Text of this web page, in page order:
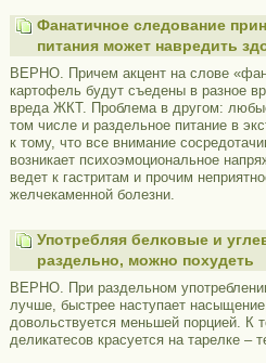
Фанатичное следование
питания может навредить
ВЕРНО. Причем акцент на слове
картофель будут съедены в разное
вреда ЖКТ. Проблема в другом:
том числе и раздельное питание в
к тому, что все внимание
возникает психоэмоциональное
ведет к гастритам и прочим
желчекаменной болезни.
Употребляя белковые и
раздельно, можно похудеть
ВЕРНО. При раздельном
лучше, быстрее наступает
довольствуется меньшей порцией. К
деликатесов красуется на тарелке –